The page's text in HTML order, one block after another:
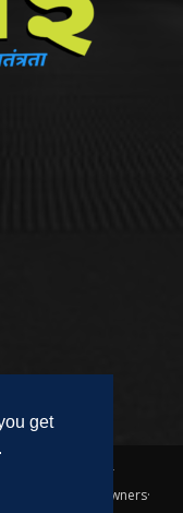
get
· And Our
Respective Owners·